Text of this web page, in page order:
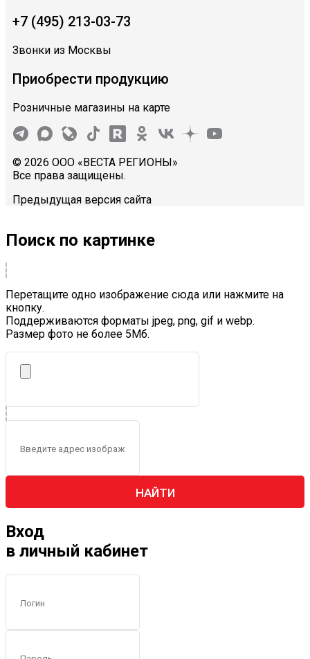
+7 (495) 213-03-73
Звонки из Москвы
Приобрести продукцию
Розничные магазины на карте
© 2026 ООО «ВЕСТА РЕГИОНЫ»
Все права защищены.
Предыдущая версия сайта
Поиск по картинке
Перетащите одно изображение сюда или нажмите на
кнопку.
Поддерживаются форматы jpeg, png, gif и webp.
Размер фото не более 5Mб.
НАЙТИ
Вход
в личный кабинет